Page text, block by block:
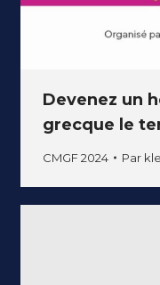
Devenez un
grecque le
CMGF 2024 Par